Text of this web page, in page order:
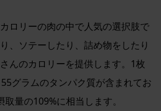
ロリーの肉の中で人気の選択肢で
、ソテーしたり、詰め物をしたり
んのカロリーを提供します。1枚
グラムのタンパク質が含まれてお
量の109%に相当します。